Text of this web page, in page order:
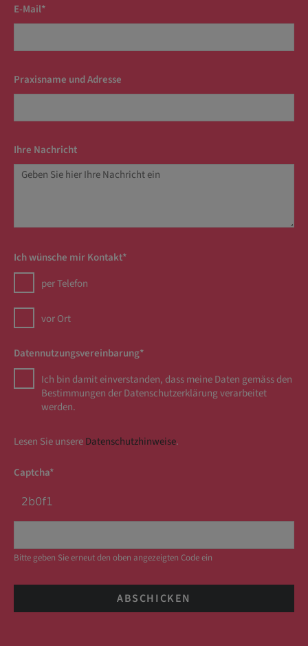
E-Mail*
Praxisname und Adresse
Ihre Nachricht
Ich wünsche mir Kontakt*
per Telefon
vor Ort
Datennutzungsvereinbarung*
Ich bin damit einverstanden, dass meine Daten gemäss den
Bestimmungen der Datenschutzerklärung verarbeitet
werden.
Lesen Sie unsereDatenschutzhinweise.
Captcha*
Bitte geben Sie erneut den oben angezeigten Code ein
ABSCHICKEN